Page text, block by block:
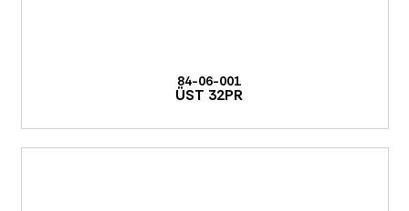
84-06-001
ÜST 32PR